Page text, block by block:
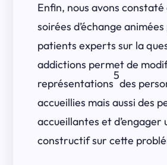
Enfin, nous avons constaté
soirées d’échange
patients experts sur la
addictions permet de
représentations
5
des
accueillies mais aussi des
accueillantes et d’engager
constructif sur cette